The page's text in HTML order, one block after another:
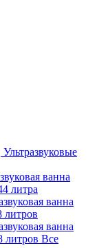
Ультразвуковые
ванна
литра
ванна
литров
ванна
литров Все